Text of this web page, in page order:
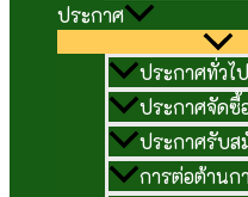
ประกาศ
ประกาศทั่วไป
ประกาศจัดซื้
ประกาศรับส
การต่อต้านก